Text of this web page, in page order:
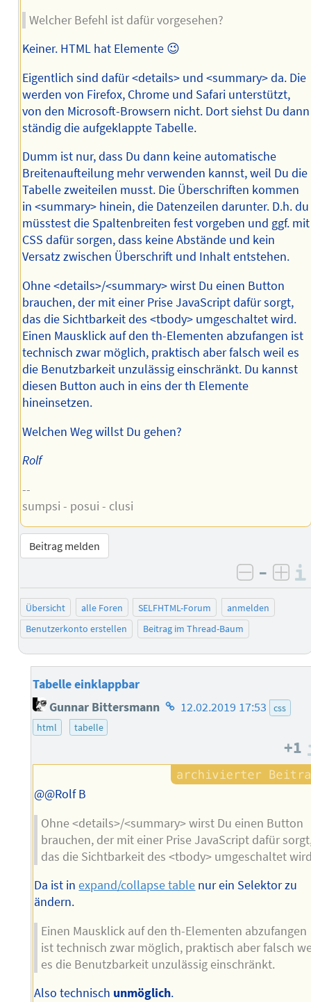
Welcher Befehl ist dafür vorgesehen?
Keiner. HTML hat Elemente 😉
Eigentlich sind dafür <details> und <summary> da. Die
werden von Firefox, Chrome und Safari unterstützt,
von den Microsoft-Browsern nicht. Dort siehst Du dann
ständig die aufgeklappte Tabelle.
Dumm ist nur, dass Du dann keine automatische
Breitenaufteilung mehr verwenden kannst, weil Du die
Tabelle zweiteilen musst. Die Überschriften kommen
in <summary> hinein, die Datenzeilen darunter. D.h. du
müsstest die Spaltenbreiten fest vorgeben und ggf. mit
CSS dafür sorgen, dass keine Abstände und kein
Versatz zwischen Überschrift und Inhalt entstehen.
Ohne <details>/<summary> wirst Du einen Button
brauchen, der mit einer Prise JavaScript dafür sorgt,
das die Sichtbarkeit des <tbody> umgeschaltet wird.
Einen Mausklick auf den th-Elementen abzufangen ist
technisch zwar möglich, praktisch aber falsch weil es
die Benutzbarkeit unzulässig einschränkt. Du kannst
diesen Button auch in eins der th Elemente
hineinsetzen.
Welchen Weg willst Du gehen?
Rolf
--
sumpsi - posui - clusi
Beitrag melden
negativ
–
Übersicht alle Foren SELFHTML-Forum
anmelden
Benutzerkonto erstellen
Beitrag im Thread-Baum
Tabelle einklappbar
Gunnar Bittersmann Homepage
12.02.2019 17:53
css
html
tabelle
+1
@@Rolf B
Ohne <details>/<summary> wirst Du einen Button
brauchen, der mit einer Prise JavaScript dafür
das die Sichtbarkeit des <tbody> umgeschaltet
Da ist inexpand/collapse table nur ein Selektor zu
ändern.
Einen Mausklick auf den th-Elementen abzufangen
ist technisch zwar möglich, praktisch aber falsch
es die Benutzbarkeit unzulässig einschränkt.
Also technisch unmöglich.